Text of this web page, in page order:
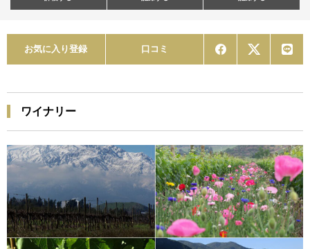
お気に入り登録 口コミ
ワイナリー